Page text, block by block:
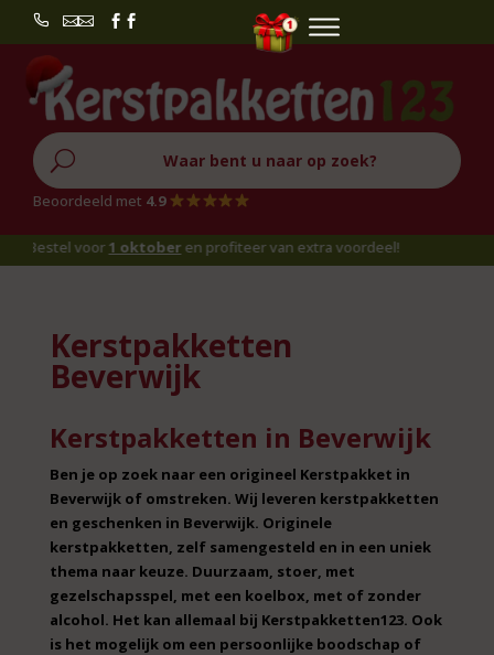
 
U
Beoordeeld met 4.9
voor1 oktoberen profiteer van extra voordeel!
Kerstpakketten
Beverwijk
Kerstpakketten in Beverwijk
Ben je op zoek naar een origineel Kerstpakket in
Beverwijk of omstreken. Wij leveren kerstpakketten
en geschenken in Beverwijk. Originele
kerstpakketten, zelf samengesteld en in een uniek
thema naar keuze. Duurzaam, stoer, met
gezelschapsspel, met een koelbox, met of zonder
alcohol. Het kan allemaal bij Kerstpakketten123. Ook
is het mogelijk om een persoonlijke boodschap of